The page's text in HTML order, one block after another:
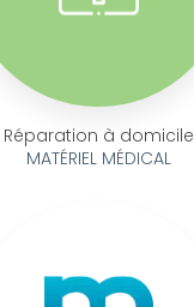
Réparation à domicile
MATÉRIEL MÉDICAL